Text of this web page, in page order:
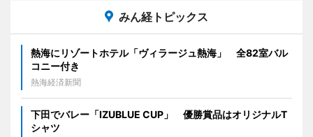
みん経トピックス
熱海にリゾートホテル「ヴィラージュ熱海」 全82室バル
コニー付き
熱海経済新聞
下田でバレー「IZUBLUE CUP」 優勝賞品はオリジナルT
シャツ